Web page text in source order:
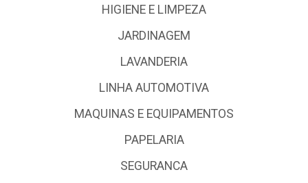
HIGIENE E LIMPEZA
JARDINAGEM
LAVANDERIA
LINHA AUTOMOTIVA
MAQUINAS E EQUIPAMENTOS
PAPELARIA
SEGURANCA